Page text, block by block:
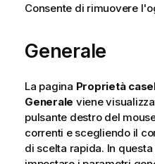
Consente di rimuovere
Generale
La pagina Proprietà
Generale viene
pulsante destro del
correnti e scegliendo il
di scelta rapida. In